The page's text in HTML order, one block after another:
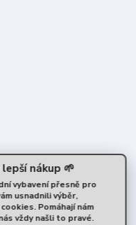
nákup 🌱
vybavení přesně pro
usnadnili výběr,
Pomáhají nám
vždy našli to pravé.